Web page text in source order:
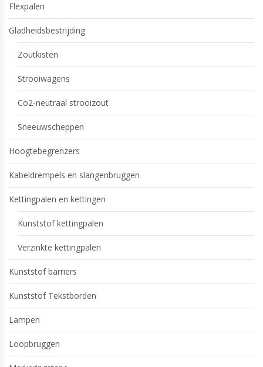
Flexpalen
Gladheidsbestrijding
Zoutkisten
Strooiwagens
Co2-neutraal strooizout
Sneeuwscheppen
Hoogtebegrenzers
Kabeldrempels en slangenbruggen
Kettingpalen en kettingen
Kunststof kettingpalen
Verzinkte kettingpalen
Kunststof barriers
Kunststof Tekstborden
Lampen
Loopbruggen